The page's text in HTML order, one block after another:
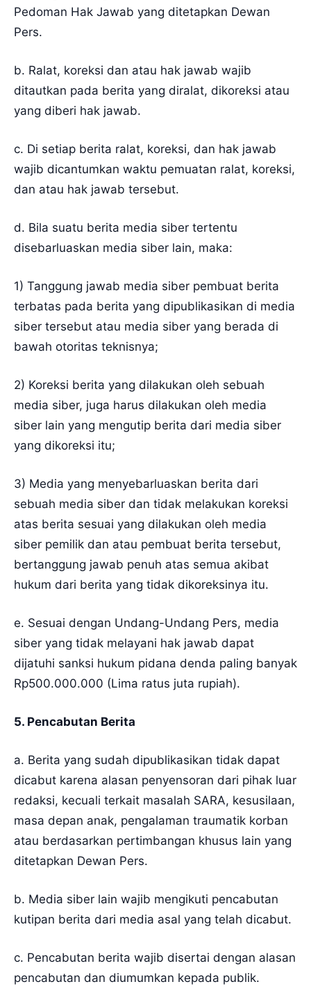
Pedoman Hak Jawab yang ditetapkan Dewan
Pers.
b. Ralat, koreksi dan atau hak jawab wajib
ditautkan pada berita yang diralat, dikoreksi atau
yang diberi hak jawab.
c. Di setiap berita ralat, koreksi, dan hak jawab
wajib dicantumkan waktu pemuatan ralat, koreksi,
dan atau hak jawab tersebut.
d. Bila suatu berita media siber tertentu
disebarluaskan media siber lain, maka:
1) Tanggung jawab media siber pembuat berita
terbatas pada berita yang dipublikasikan di media
siber tersebut atau media siber yang berada di
bawah otoritas teknisnya;
2) Koreksi berita yang dilakukan oleh sebuah
media siber, juga harus dilakukan oleh media
siber lain yang mengutip berita dari media siber
yang dikoreksi itu;
3) Media yang menyebarluaskan berita dari
sebuah media siber dan tidak melakukan koreksi
atas berita sesuai yang dilakukan oleh media
siber pemilik dan atau pembuat berita tersebut,
bertanggung jawab penuh atas semua akibat
hukum dari berita yang tidak dikoreksinya itu.
e. Sesuai dengan Undang-Undang Pers, media
siber yang tidak melayani hak jawab dapat
dijatuhi sanksi hukum pidana denda paling banyak
Rp500.000.000 (Lima ratus juta rupiah).
5. Pencabutan Berita
a. Berita yang sudah dipublikasikan tidak dapat
dicabut karena alasan penyensoran dari pihak luar
redaksi, kecuali terkait masalah SARA, kesusilaan,
masa depan anak, pengalaman traumatik korban
atau berdasarkan pertimbangan khusus lain yang
ditetapkan Dewan Pers.
b. Media siber lain wajib mengikuti pencabutan
kutipan berita dari media asal yang telah dicabut.
c. Pencabutan berita wajib disertai dengan alasan
pencabutan dan diumumkan kepada publik.